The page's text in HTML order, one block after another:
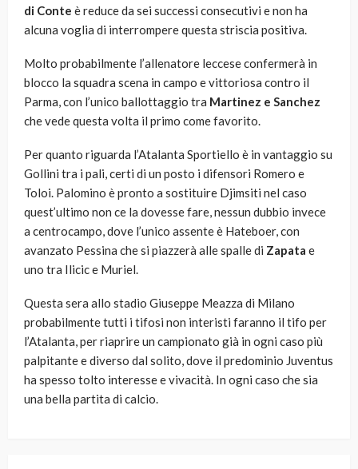
di Conte è reduce da sei successi consecutivi e non ha
alcuna voglia di interrompere questa striscia positiva.
Molto probabilmente l’allenatore leccese confermerà in
blocco la squadra scena in campo e vittoriosa contro il
Parma, con l’unico ballottaggio tra Martinez e Sanchez
che vede questa volta il primo come favorito.
Per quanto riguarda l’Atalanta Sportiello è in vantaggio su
Gollini tra i pali, certi di un posto i difensori Romero e
Toloi. Palomino è pronto a sostituire Djimsiti nel caso
quest’ultimo non ce la dovesse fare, nessun dubbio invece
a centrocampo, dove l’unico assente è Hateboer, con
avanzato Pessina che si piazzerà alle spalle di Zapata e
uno tra Ilicic e Muriel.
Questa sera allo stadio Giuseppe Meazza di Milano
probabilmente tutti i tifosi non interisti faranno il tifo per
l’Atalanta, per riaprire un campionato già in ogni caso più
palpitante e diverso dal solito, dove il predominio Juventus
ha spesso tolto interesse e vivacità. In ogni caso che sia
una bella partita di calcio.